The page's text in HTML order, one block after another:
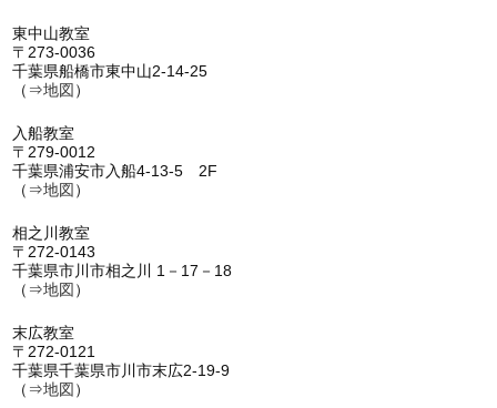
東中山教室
〒273-0036
千葉県船橋市東中山2-14-25
（⇒地図 ）
入船教室
〒279-0012
千葉県浦安市入船4-13-5 2F
（⇒地図 ）
相之川教室
〒272-0143
千葉県市川市相之川 1－17－18
（⇒地図 ）
末広教室
〒272-0121
千葉県千葉県市川市末広2-19-9
（⇒地図 ）